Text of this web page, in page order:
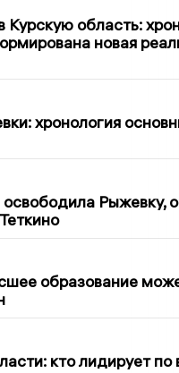
область:
новая
хронология
освободила Рыжевку,
образование
кто лидирует по